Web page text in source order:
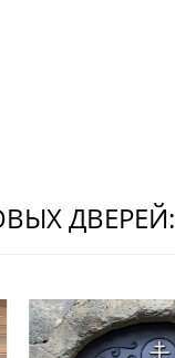
ДВЕРЕЙ: